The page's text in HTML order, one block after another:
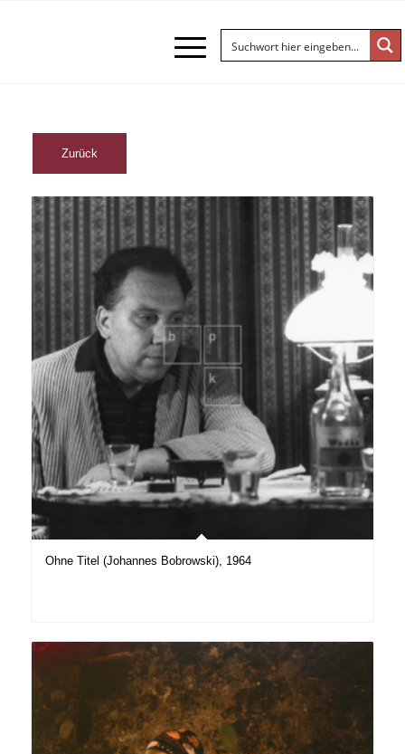
Ohne Titel (Johannes Bobrowski), 1964